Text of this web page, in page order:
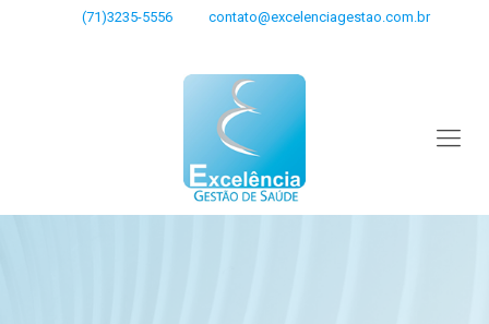
(71)3235-5556 contato@excelenciagestao.com.br